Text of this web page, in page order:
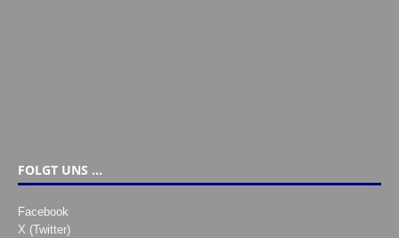
FOLGT UNS …
Facebook
X (Twitter)